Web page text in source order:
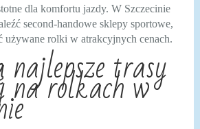
dla komfortu jazdy. W Szczecinie
second-handowe sklepy sportowe,
używane rolki w atrakcyjnych cenach.
trasy
na rolkach w